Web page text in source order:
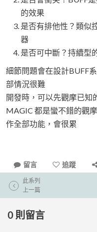
的效果
是否有排他性？類似
器
是否可中斷？持續型
細節問題會在設計BUFF
部情況很難
開發時，可以先觀摩已知
MAGIC 都是蠻不錯的觀
作全部功能，會很累
留言 追蹤
此系列
上一篇
0 則留言